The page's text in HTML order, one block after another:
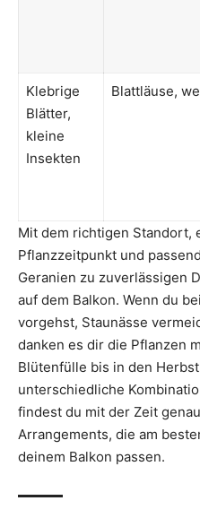
Klebrige
Blätter,
kleine
Insekten
Blattläuse,
Mit dem richtigen Standort,
Pflanzzeitpunkt und
Geranien zu zuverlässigen
auf dem Balkon. Wenn du
vorgehst, Staunässe
danken es dir die Pflanzen
Blütenfülle bis in den
unterschiedliche
findest du mit der Zeit
Arrangements, die am
deinem Balkon passen.